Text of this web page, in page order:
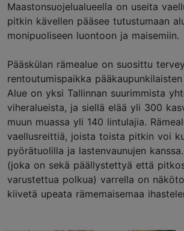
Maastonsuojelualueella on useita
pitkin kävellen pääsee tutustumaan
monipuoliseen luontoon ja maisemiin.
Pääskülan rämealue on suosittu
rentoutumispaikka
Alue on yksi Tallinnan suurimmista
viheralueista, ja siellä elää yli 300
muun muassa yli 140 lintulajia.
vaellusreittiä, joista toista pitkin voi
pyörätuolilla ja lastenvaunujen
(joka on sekä päällystettyä että
varustettua polkua) varrella on
kiivetä upeata rämemaisemaa